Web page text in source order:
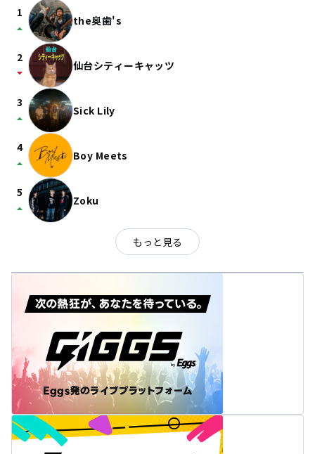
1
arrow_drop_up the奥歯's
2
arrow_drop_down 仙台シティーキャッツ
3
arrow_drop_up Sick Lily
4
arrow_drop_up Boy Meets
5
arrow_drop_up Zoku
もっと見る